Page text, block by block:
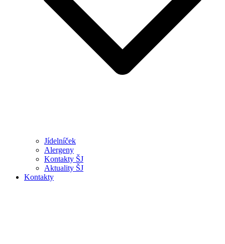
Jídelníček
Alergeny
Kontakty ŠJ
Aktuality ŠJ
Kontakty